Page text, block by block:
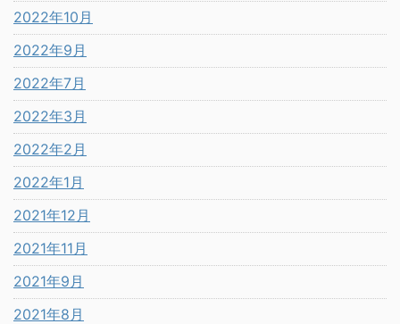
2022年10月
2022年9月
2022年7月
2022年3月
2022年2月
2022年1月
2021年12月
2021年11月
2021年9月
2021年8月